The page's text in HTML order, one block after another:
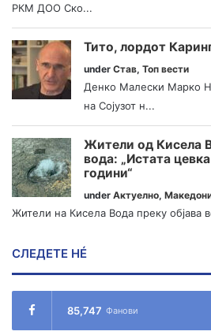
РКМ ДОО Ско...
Тито, лордот
under Став, Топ вести
Денко Малески Марко
на Сојузот н...
Жители од Кисела
вода: „Истата
години“
under Актуелно,
Жители на Кисела Вода преку објава
СЛЕДЕТЕ НÉ
85,747 Фанови